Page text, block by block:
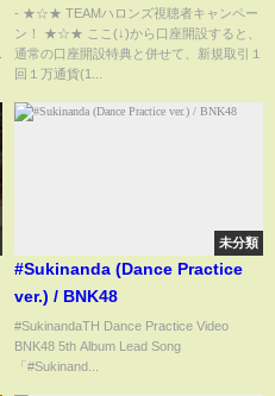
働市場の懸念払拭で燃料注入
(2024年8月8日)
- ★☆★ TEAMハロンズ視聴者キャンペー
ン！ ★☆★ ここ(↓)から口座開設すると、
通常の口座開設特典と併せて、新規取引１
回１万通貨(1...
未分類
#Sukinanda (Dance Practice
ver.) / BNK48
#SukinandaTH Dance Practice Video
BNK48 5th Album Lead Song
「#Sukinand...